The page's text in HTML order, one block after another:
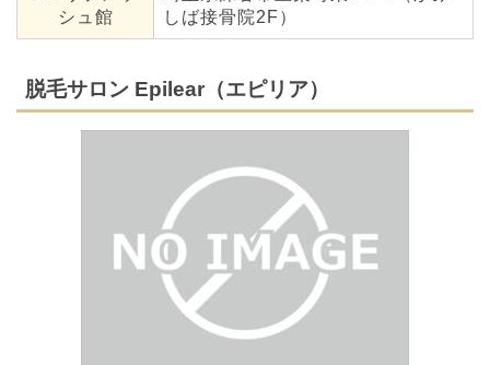
シュ館
しば接骨院2F）
脱毛サロン Epilear（エピリア）